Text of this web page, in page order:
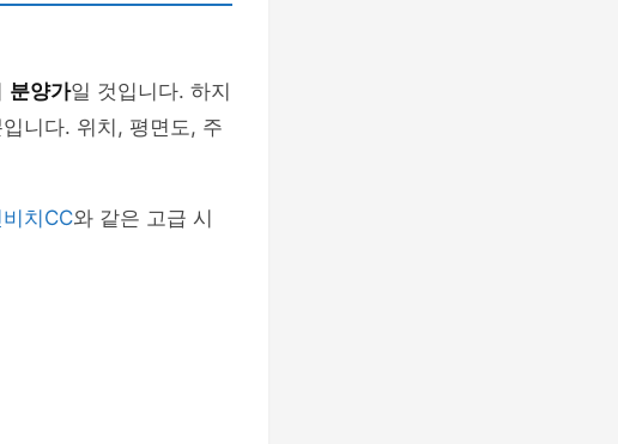
분양가일 것입니다. 하지
니다. 위치, 평면도, 주
치CC와 같은 고급 시